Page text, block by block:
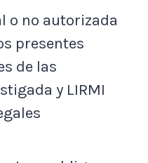
o no autorizada
presentes
de las
y LIRMI